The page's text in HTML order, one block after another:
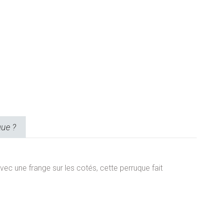
?
une frange sur les cotés, cette perruque fait